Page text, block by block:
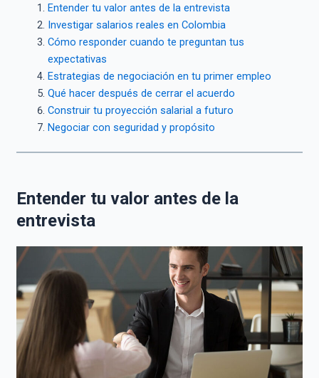
Entender tu valor antes de la entrevista
Investigar salarios reales en Colombia
Cómo responder cuando te preguntan tus
expectativas
Estrategias de negociación en tu primer empleo
Qué hacer después de cerrar el acuerdo
Construir tu proyección salarial a futuro
Negociar con seguridad y propósito
Entender tu valor antes de la
entrevista